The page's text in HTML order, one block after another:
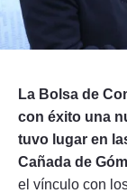
La Bolsa de
con éxito una
tuvo lugar en
Cañada de
el vínculo con